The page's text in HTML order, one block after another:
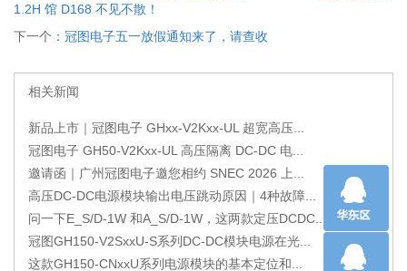
1.2H 馆 D168 不见不散！
下一个： 冠图电子五一放假通知来了，请查收
相关新闻
新品上市｜冠图电子 GHxx-V2Kxx-UL 超宽高压...
冠图电子 GH50-V2Kxx-UL 高压隔离 DC-DC 电...
邀请函｜广州冠图电子邀您相约 SNEC 2026 上...
高压DC-DC电源模块输出电压跳动原因｜4种故障...
问一下E_S/D-1W 和A_S/D-1W，这两款定压DCDC...
冠图GH150-V2SxxU-S系列DC-DC模块电源在光...
这款GH150-CNxxU系列电源模块的基本定位和...